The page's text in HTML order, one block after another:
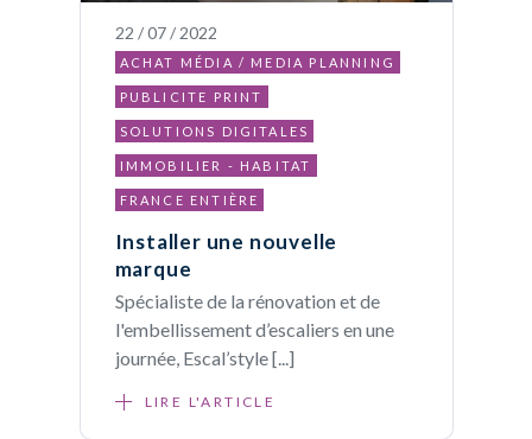
22 / 07 / 2022
ACHAT MÉDIA / MEDIA PLANNING
PUBLICITE PRINT
SOLUTIONS DIGITALES
IMMOBILIER - HABITAT
FRANCE ENTIÈRE
Installer une nouvelle
marque
Spécialiste de la rénovation et de
l'embellissement d’escaliers en une
journée, Escal’style [...]
LIRE L'ARTICLE